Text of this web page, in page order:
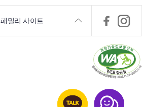
패밀리 사이트